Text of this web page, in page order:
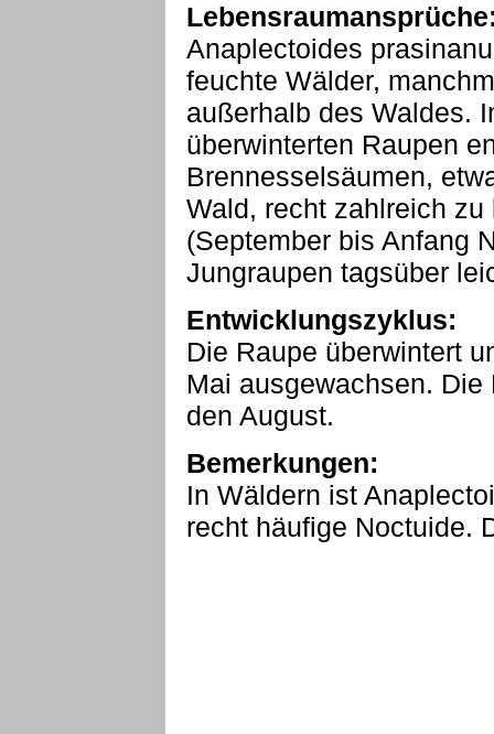
Anaplectoides
feuchte Wälder,
außerhalb des Waldes.
überwinterten Raupen
Brennesselsäumen,
Wald, recht zahlreich
(September bis Anfang
Jungraupen tagsüber
Entwicklungszyklus:
Die Raupe überwintert
Mai ausgewachsen.
den August.
Bemerkungen:
In Wäldern ist
recht häufige Noctuide.